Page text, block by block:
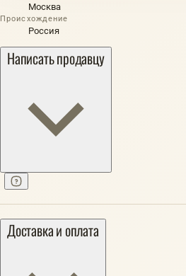
Москва
Происхождение
Россия
Написать продавцу
Доставка и оплата